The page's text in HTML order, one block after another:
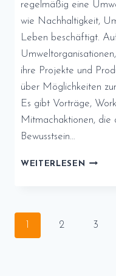
regelmäßig eine
wie Nachhaltigkeit,
Leben beschäftigt.
ihre Projekte und
über Möglichkeiten
Es gibt Vorträge,
Mitmachaktionen, die
Bewusstsein…
WEITERLESEN
2 3